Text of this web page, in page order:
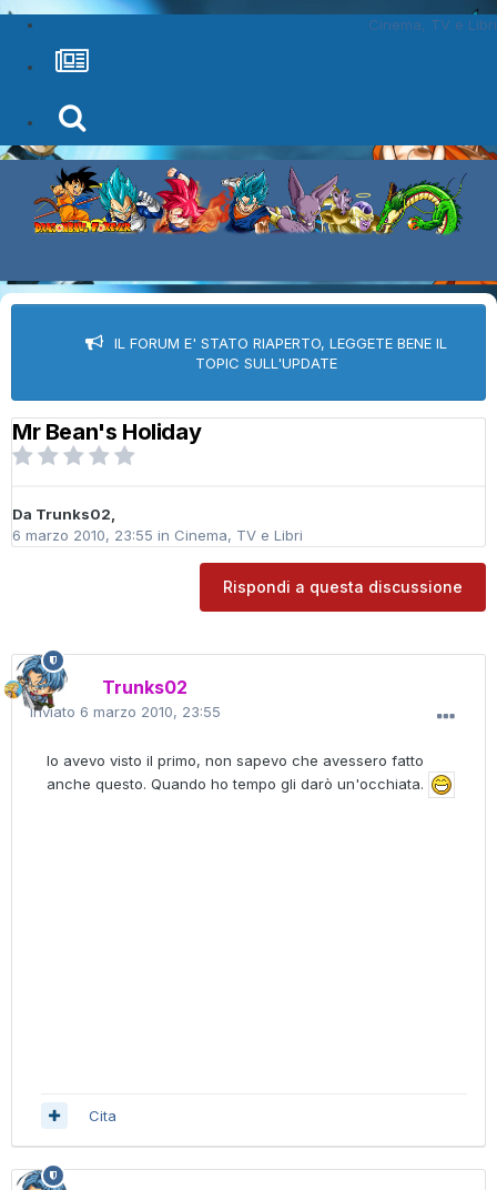
Cinema, TV e Libri
IL FORUM E' STATO RIAPERTO, LEGGETE BENE IL
TOPIC SULL'UPDATE
Mr Bean's Holiday
Da Trunks02,
6 marzo 2010, 23:55 in Cinema, TV e Libri
Rispondi a questa discussione
Trunks02
Inviato 6 marzo 2010, 23:55
Io avevo visto il primo, non sapevo che avessero fatto
anche questo. Quando ho tempo gli darò un'occhiata.
Cita